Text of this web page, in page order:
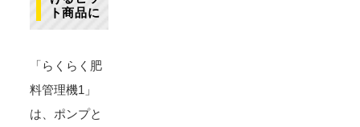
ト商品に
「らくらく肥
料管理機1」
は、ポンプと